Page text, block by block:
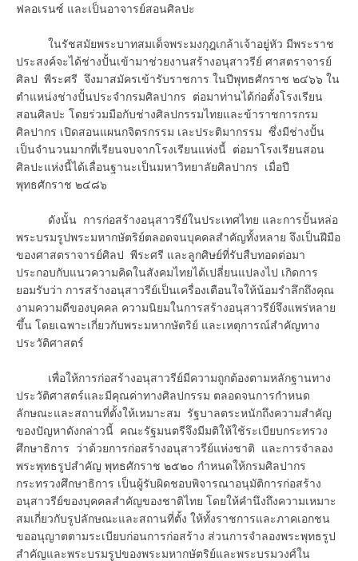
ฟลอเรนซ์ และเป็นอาจารย์สอนศิลปะ
ในรัชสมัยพระบาทสมเด็จพระมงกุฎเกล้าเจ้าอยู่หัว มีพระราช
ประสงค์จะได้ช่างปั้นเข้ามาช่วยงานสร้างอนุสาวรีย์ ศาสตราจารย์
ศิลป พีระศรี จึงมาสมัครเข้ารับราชการ ในปีพุทธศักราช ๒๔๖๖ ใน
ตำแหน่งช่างปั้นประจำกรมศิลปากร ต่อมาท่านได้ก่อตั้งโรงเรียน
สอนศิลปะ โดยร่วมมือกับช่างศิลปกรรมไทยและข้าราชการกรม
ศิลปากร เปิดสอนแผนกจิตรกรรม เละประติมากรรม ซึ่งมีช่างปั้น
เป็นจำนวนมากที่เรียนจบจากโรงเรียนแห่งนี้ ต่อมาโรงเรียนสอน
ศิลปะแห่งนี้ได้เลื่อนฐานะเป็นมหาวิทยาลัยศิลปากร เมื่อปี
พุทธศักราช ๒๔๘๖
ดังนั้น การก่อสร้างอนุสาวรีย์ในประเทศไทย และการปั้นหล่อ
พระบรมรูปพระมหากษัตริย์ตลอดจนบุคคลสำคัญทั้งหลาย จึงเป็นฝีมือ
ของศาสตราจารย์ศิลป พีระศรี และลูกศิษย์ที่รับสืบทอดต่อมา
ประกอบกับแนวความคิดในสังคมไทยได้เปลี่ยนแปลงไป เกิดการ
ยอมรับว่า การสร้างอนุสาวรีย์เป็นเครื่องเตือนใจให้น้อมรำลึกถึงคุณ
งามความดีของบุคคล ความนิยมในการสร้างอนุสาวรีย์จึงแพร่หลาย
ขึ้น โดยเฉพาะเกี่ยวกับพระมหากษัตริย์ และเหตุการณ์สำคัญทาง
ประวัติศาสตร์
เพื่อให้การก่อสร้างอนุสาวรีย์มีความถูกต้องตามหลักฐานทาง
ประวัติศาสตร์และมีคุณค่าทางศิลปกรรม ตลอดจนการกำหนด
ลักษณะและสถานที่ตั้งให้เหมาะสม รัฐบาลตระหนักถึงความสำคัญ
ของปัญหาดังกล่าวนี้ คณะรัฐมนตรีจึงมีมติให้ใช้ระเบียบกระทรวง
ศึกษาธิการ ว่าด้วยการก่อสร้างอนุสาวรีย์แห่งชาติ และการจำลอง
พระพุทธรูปสำคัญ พุทธศักราช ๒๕๒๐ กำหนดให้กรมศิลปากร
กระทรวงศึกษาธิการ เป็นผู้รับผิดชอบพิจารณาอนุมัติการก่อสร้าง
อนุสาวรีย์ของบุคคลสำคัญของชาติไทย โดยให้คำนึงถึงความเหมาะ
สมเกี่ยวกับรูปลักษณะและสถานที่ตั้ง ให้ทั้งราชการและภาคเอกชน
ขออนุญาตตามระเบียบก่อนการก่อสร้าง ส่วนการจำลองพระพุทธรูป
สำคัญและพระบรมรูปของพระมหากษัตริย์และพระบรมวงศ์ใน